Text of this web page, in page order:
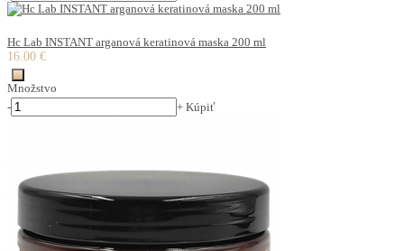
Hc Lab INSTANT arganová keratinová maska 200 ml
16.00 €
Množstvo
-
+ Kúpiť